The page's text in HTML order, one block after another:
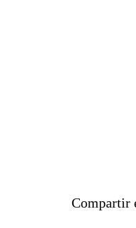
Compartir